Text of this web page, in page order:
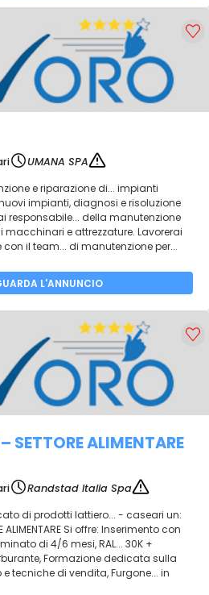
UMANA SPA
e riparazione di... impianti
impianti, diagnosi e risoluzione
responsabile... della manutenzione
macchinari e attrezzature. Lavorerai
il team... di manutenzione per...
L'ANNUNCIO
SETTORE ALIMENTARE
Randstad Italia Spa
di prodotti lattiero... - caseari un:
ALIMENTARE Si offre: Inserimento con
di 4/6 mesi, RAL... 30K +
Formazione dedicata sulla
tecniche di vendita, Furgone... in